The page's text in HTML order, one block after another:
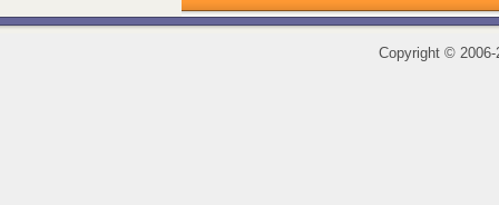
Copyright ©